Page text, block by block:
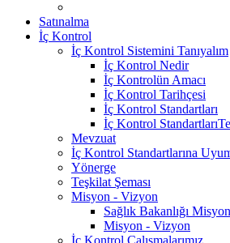
Satınalma
İç Kontrol
İç Kontrol Sistemini Tanıyalım
İç Kontrol Nedir
İç Kontrolün Amacı
İç Kontrol Tarihçesi
İç Kontrol Standartları
İç Kontrol
Mevzuat
İç Kontrol Standartlarına
Yönerge
Teşkilat Şeması
Misyon - Vizyon
Sağlık Bakanlığı
Misyon - Vizyon
İç Kontrol Çalışmalarımız